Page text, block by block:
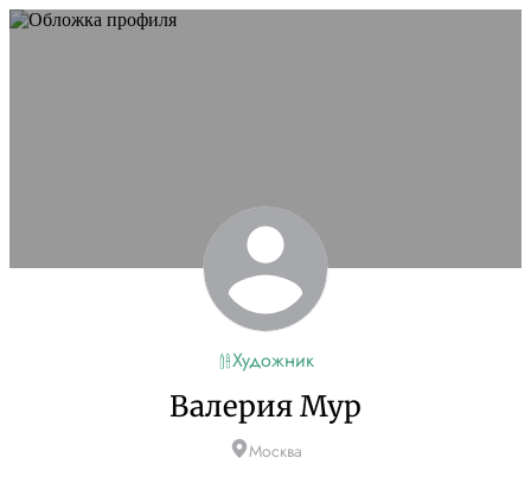
Художник
Валерия Мур
Москва